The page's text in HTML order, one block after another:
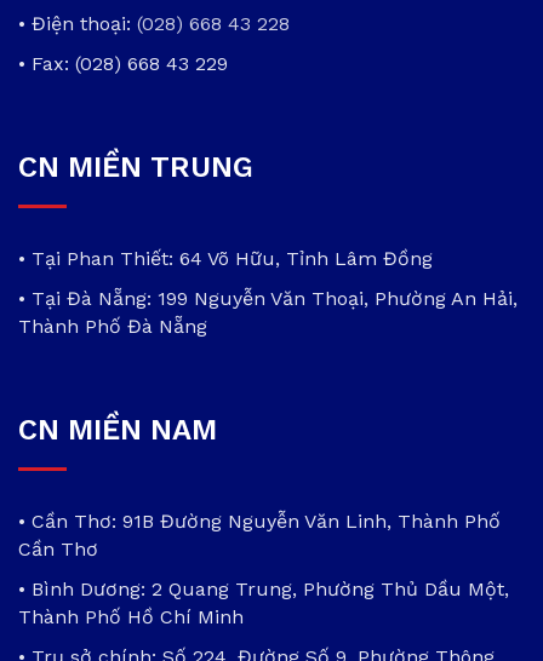
• Điện thoại: (028) 668 43 228
• Fax: (028) 668 43 229
CN MIỀN TRUNG
• Tại Phan Thiết: 64 Võ Hữu, Tỉnh Lâm Đồng
• Tại Đà Nẵng: 199 Nguyễn Văn Thoại, Phường An Hải,
Thành Phố Đà Nẵng
CN MIỀN NAM
• Cần Thơ: 91B Đường Nguyễn Văn Linh, Thành Phố
Cần Thơ
• Bình Dương: 2 Quang Trung, Phường Thủ Dầu Một,
Thành Phố Hồ Chí Minh